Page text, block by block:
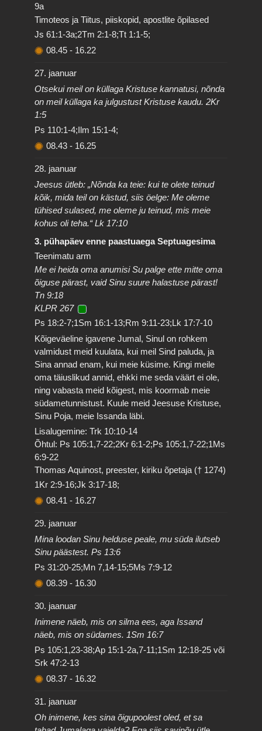
9a
Timoteos ja Tiitus, piiskopid, apostlite õpilased
Js 61:1-3a;2Tm 2:1-8;Tt 1:1-5;
08.45 - 16.22
27. jaanuar
Otsekui meil on küllaga Kristuse kannatusi, nõnda
on meil küllaga ka julgustust Kristuse kaudu. 2Kr
1:5
Ps 110:1-4;Ilm 15:1-4;
08.43 - 16.25
28. jaanuar
Jeesus ütleb: „Nõnda ka teie: kui te olete teinud
kõik, mida teil on kästud, siis öelge: Me oleme
tühised sulased, me oleme ju teinud, mis meie
kohus oli teha.“ Lk 17:10
3. pühapäev enne paastuaega Septuagesima
Teenimatu arm
Me ei heida oma anumisi Su palge ette mitte oma
õiguse pärast, vaid Sinu suure halastuse pärast!
Tn 9:18
KLPR 267
Ps 18:2-7;1Sm 16:1-13;Rm 9:11-23;Lk 17:7-10
Kõigeväeline igavene Jumal, Sinul on rohkem
valmidust meid kuulata, kui meil Sind paluda, ja
Sina annad enam, kui meie küsime. Kingi meile
oma täiuslikud annid, ehkki me seda väärt ei ole,
ning vabasta meid kõigest, mis koormab meie
südametunnistust. Kuule meid Jeesuse Kristuse,
Sinu Poja, meie Issanda läbi.
Lisalugemine: Trk 10:10-14
Õhtul: Ps 105:1,7-22;2Kr 6:1-2;Ps 105:1,7-22;1Ms
6:9-22
Thomas Aquinost, preester, kiriku õpetaja († 1274)
1Kr 2:9-16;Jk 3:17-18;
08.41 - 16.27
29. jaanuar
Mina loodan Sinu helduse peale, mu süda ilutseb
Sinu päästest. Ps 13:6
Ps 31:20-25;Mn 7,14-15;5Ms 7:9-12
08.39 - 16.30
30. jaanuar
Inimene näeb, mis on silma ees, aga Issand
näeb, mis on südames. 1Sm 16:7
Ps 105:1,23-38;Ap 15:1-2a,7-11;1Sm 12:18-25 või
Srk 47:2-13
08.37 - 16.32
31. jaanuar
Oh inimene, kes sina õigupoolest oled, et sa